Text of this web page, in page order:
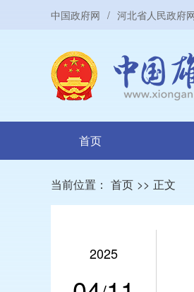
中国政府网 / 河北省人民政府
首页
当前位置： 首页 >> 正文
2025